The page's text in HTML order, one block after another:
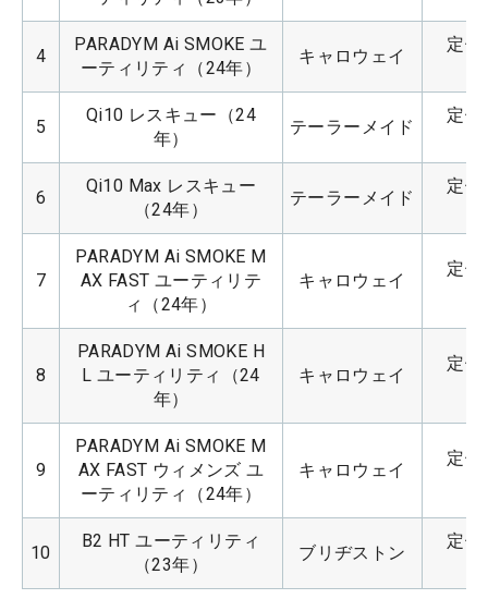
4
PARADYM Ai SMOKE ユ
ーティリティ（24年）
キャロウェイ
定価
5
Qi10 レスキュー（24
年）
テーラーメイド
定価
6
Qi10 Max レスキュー
（24年）
テーラーメイド
定価
7
PARADYM Ai SMOKE M
AX FAST ユーティリテ
ィ（24年）
キャロウェイ
定価
8
PARADYM Ai SMOKE H
L ユーティリティ（24
年）
キャロウェイ
定価
9
PARADYM Ai SMOKE M
AX FAST ウィメンズ ユ
ーティリティ（24年）
キャロウェイ
定価
10
B2 HT ユーティリティ
（23年）
ブリヂストン
定価